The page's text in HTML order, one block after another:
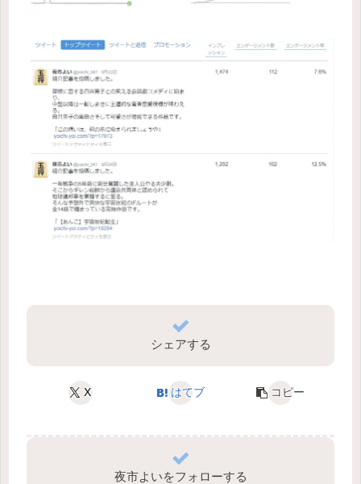
シェアする
X はてブ コピー
夜市よいをフォローする